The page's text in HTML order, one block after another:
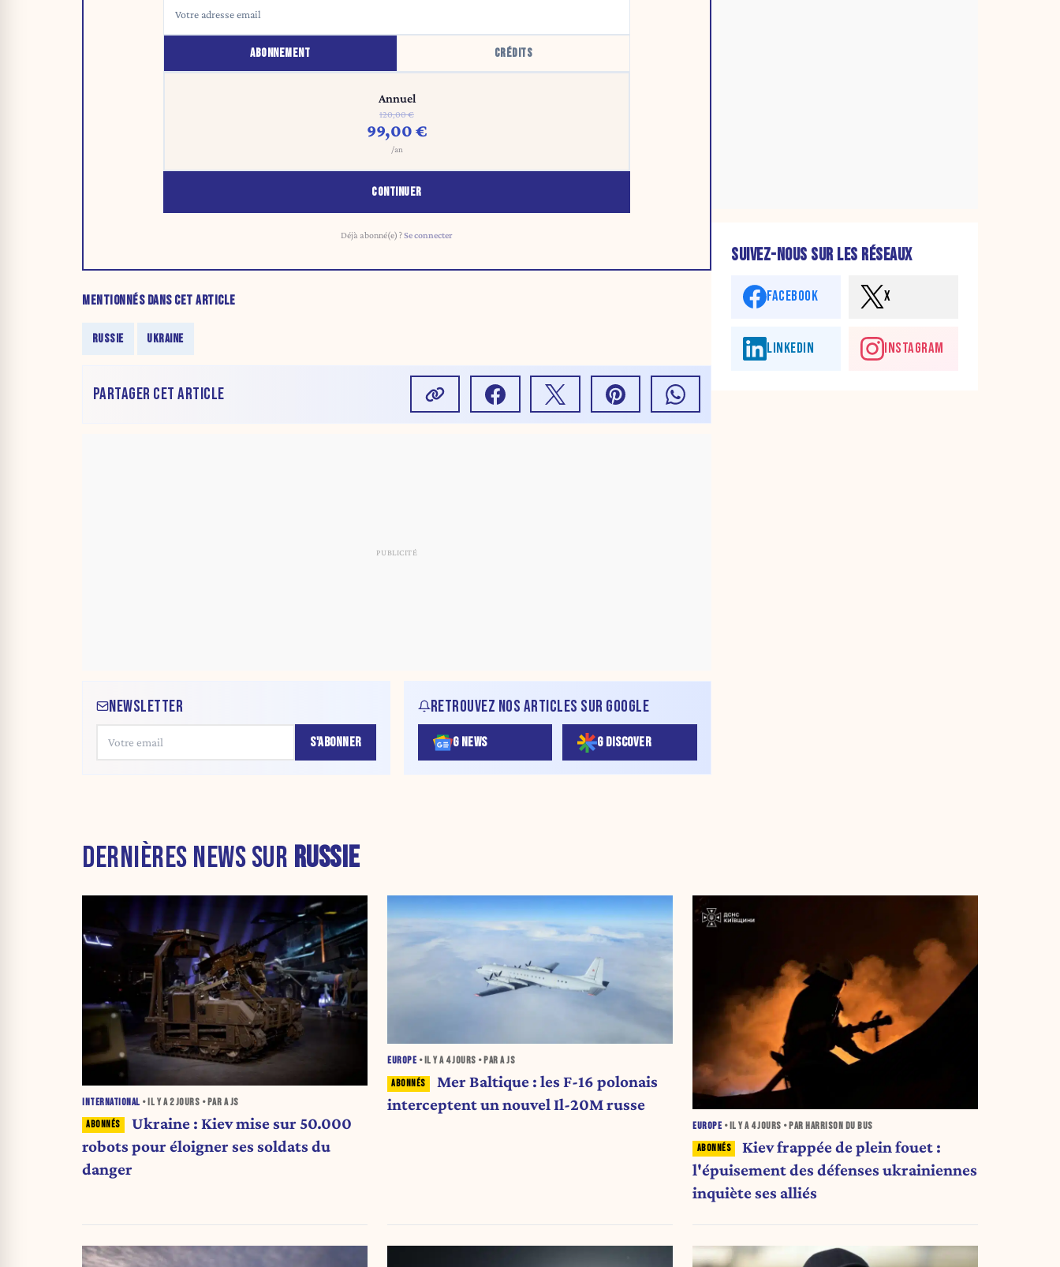
ABONNEMENT CRÉDITS
Annuel
120,00 €
99,00 €
/an
CONTINUER
Déjà abonné(e) ?Se connecter
MENTIONNÉS DANS CET ARTICLE
RUSSIE UKRAINE
PARTAGER CET ARTICLE
NEWSLETTER
S'ABONNER
RETROUVEZ NOS ARTICLES SUR GOOGLE
G NEWS G DISCOVER
SUIVEZ-NOUS SUR LES RÉSEAUX
FACEBOOK X
LINKEDIN INSTAGRAM
DERNIÈRES NEWS SUR RUSSIE
INTERNATIONAL • IL Y A2 JOURS • PAR A JS
Ukraine : Kiev mise sur 50.000
robots pour éloigner ses soldats du
danger
EUROPE • IL Y A 4 JOURS • PAR A JS
Mer Baltique : les F-16 polonais
interceptent un nouvel Il-20M russe
EUROPE • IL Y A 4 JOURS • PAR HARRISON DU BUS
Kiev frappée de plein fouet :
l'épuisement des défenses ukrainiennes
inquiète ses alliés